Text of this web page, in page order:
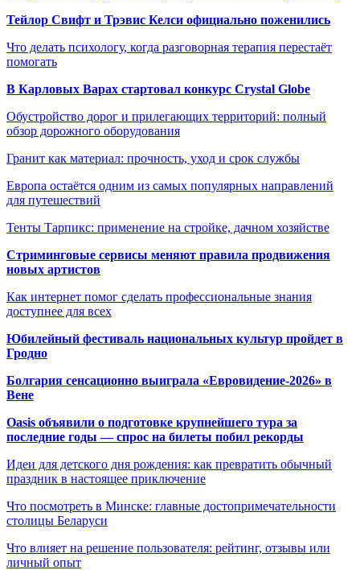
Тейлор Свифт и Трэвис Келси официально поженились
Что делать психологу, когда разговорная терапия перестаёт
помогать
В Карловых Варах стартовал конкурс Crystal Globe
Обустройство дорог и прилегающих территорий: полный
обзор дорожного оборудования
Гранит как материал: прочность, уход и срок службы
Европа остаётся одним из самых популярных направлений
для путешествий
Тенты Тарпикс: применение на стройке, дачном хозяйстве
Стриминговые сервисы меняют правила продвижения
новых артистов
Как интернет помог сделать профессиональные знания
доступнее для всех
Юбилейный фестиваль национальных культур пройдет в
Гродно
Болгария сенсационно выиграла «Евровидение-2026» в
Вене
Oasis объявили о подготовке крупнейшего тура за
последние годы — спрос на билеты побил рекорды
Идеи для детского дня рождения: как превратить обычный
праздник в настоящее приключение
Что посмотреть в Минске: главные достопримечательности
столицы Беларуси
Что влияет на решение пользователя: рейтинг, отзывы или
личный опыт